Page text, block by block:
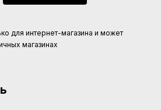
для интернет-магазина и может
магазинах